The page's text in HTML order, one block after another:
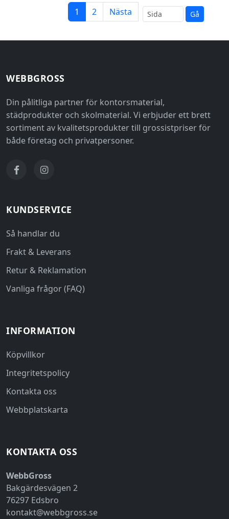
1 2 Nästa Gå
WEBBGROSS
Din pålitliga partner för kontorsmaterial,
städprodukter och skolmaterial. Vi erbjuder ett brett
sortiment av kvalitetsprodukter till grossistpriser för
både företag och privatpersoner.
KUNDSERVICE
Så handlar du
Frakt & Leverans
Retur & Reklamation
Vanliga frågor (FAQ)
INFORMATION
Köpvillkor
Integritetspolicy
Kontakta oss
Webbplatskarta
KONTAKTA OSS
WebbGross
Bakgärdesvägen 2
76297 Edsbro
kontakt@webbgross.se